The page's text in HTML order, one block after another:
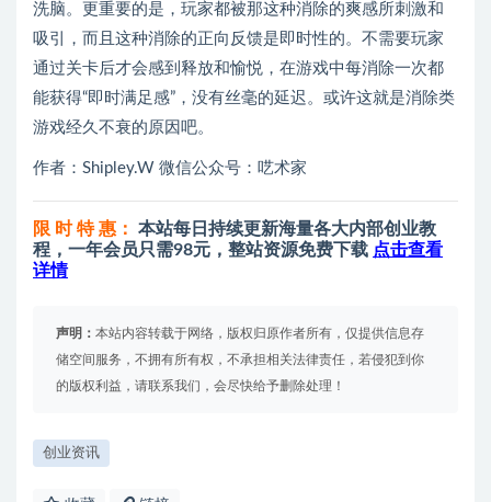
洗脑。更重要的是，玩家都被那这种消除的爽感所刺激和
吸引，而且这种消除的正向反馈是即时性的。不需要玩家
通过关卡后才会感到释放和愉悦，在游戏中每消除一次都
能获得“即时满足感”，没有丝毫的延迟。或许这就是消除类
游戏经久不衰的原因吧。
作者：Shipley.W 微信公众号：呓术家
限 时 特 惠：
本站每日持续更新海量各大内部创业教
程，一年会员只需98元，整站资源免费下载 点击查看
详情
声明： 本站内容转载于网络，版权归原作者所有，仅提供信息存
储空间服务，不拥有所有权，不承担相关法律责任，若侵犯到你
的版权利益，请联系我们，会尽快给予删除处理！
创业资讯